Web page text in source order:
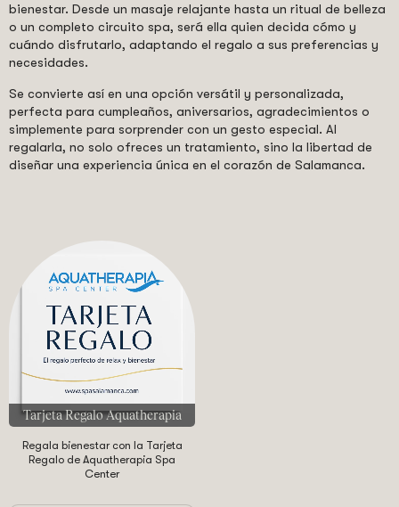
bienestar. Desde un masaje relajante hasta un ritual de belleza
o un completo circuito spa, será ella quien decida cómo y
cuándo disfrutarlo, adaptando el regalo a sus preferencias y
necesidades.
Se convierte así en una opción versátil y personalizada,
perfecta para cumpleaños, aniversarios, agradecimientos o
simplemente para sorprender con un gesto especial. Al
regalarla, no solo ofreces un tratamiento, sino la libertad de
diseñar una experiencia única en el corazón de Salamanca.
Tarjeta Regalo Aquatherapia
Regala bienestar con la Tarjeta
Regalo de Aquatherapia Spa
Center